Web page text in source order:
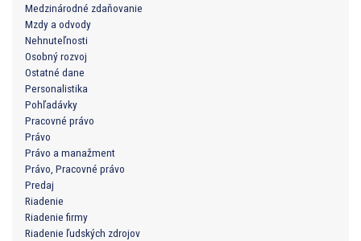
Medzinárodné zdaňovanie
Mzdy a odvody
Nehnuteľnosti
Osobný rozvoj
Ostatné dane
Personalistika
Pohľadávky
Pracovné právo
Právo
Právo a manažment
Právo, Pracovné právo
Predaj
Riadenie
Riadenie firmy
Riadenie ľudských zdrojov